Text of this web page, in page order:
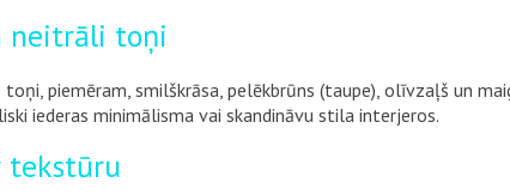
neitrāli toņi
piemēram, smilškrāsa, pelēkbrūns (taupe), olīvzaļš un
iederas minimālisma vai skandināvu stila interjeros.
tekstūru